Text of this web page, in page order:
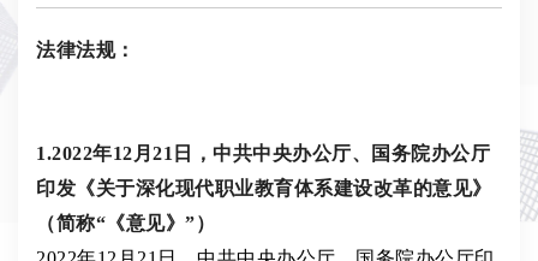
法律法规：
1.2022年12月21日，中共中央办公厅、国务院办公厅
印发《关于深化现代职业教育体系建设改革的意见》
（简称“《意见》”）